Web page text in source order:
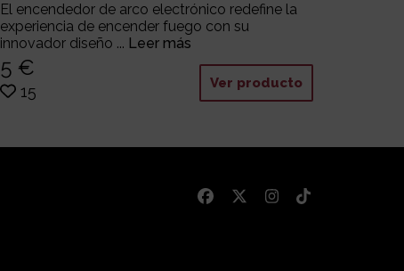
El encendedor de arco electrónico redefine la
experiencia de encender fuego con su
innovador diseño ... Leer más
5 €
15 Ver producto